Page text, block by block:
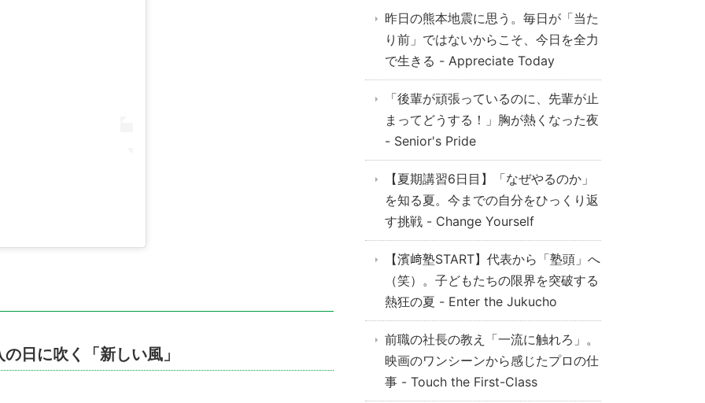
日に吹く「新しい風」
昨日の熊本地震に思う。毎日が「当た
り前」ではないからこそ、今日を全力
で生きる - Appreciate Today
「後輩が頑張っているのに、先輩が止
まってどうする！」胸が熱くなった夜
- Senior's Pride
【夏期講習6日目】「なぜやるのか」
を知る夏。今までの自分をひっくり返
す挑戦 - Change Yourself
【濱﨑塾START】代表から「塾頭」へ
（笑）。子どもたちの限界を突破する
熱狂の夏 - Enter the Jukucho
前職の社長の教え「一流に触れろ」。
映画のワンシーンから感じたプロの仕
事 - Touch the First-Class